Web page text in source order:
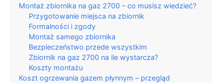
Montaż zbiornika na gaz 2700 – co musisz wiedzieć?
Przygotowanie miejsca na zbiornik
Formalności i zgody
Montaż samego zbiornika
Bezpieczeństwo przede wszystkim
Zbiornik na gaz 2700 na ile wystarcza?
Koszty montażu
Koszt ogrzewania gazem płynnym – przegląd